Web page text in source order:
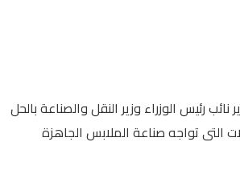
رئيس الوزراء وزير النقل والصناعة بالحل
التى تواجه صناعة الملابس الجاهزة